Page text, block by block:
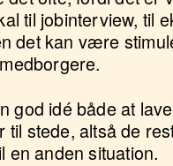
til jobinterview, til
det kan være
idé både at
stede, altså de
anden situation.